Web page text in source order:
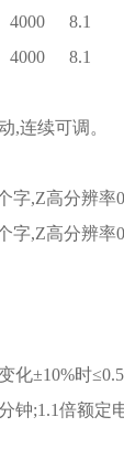
4000 8.1
4000 8.1
,连续可调。
字,Z高分辨率
字,Z高分辨率
化±10%时
钟;1.1倍额定